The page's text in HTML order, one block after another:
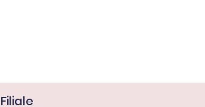
Filiale